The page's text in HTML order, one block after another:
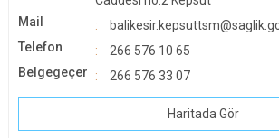
Mail
Telefon
266 576 10 65
Belgegeçer
266 576 33 07
Haritada Gör